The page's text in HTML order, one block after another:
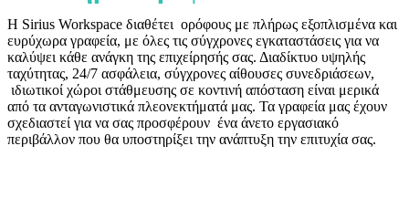
Η Sirius Workspace διαθέτει ορόφους με πλήρως εξοπλισμένα και
ευρύχωρα γραφεία, με όλες τις σύγχρονες εγκαταστάσεις για να
καλύψει κάθε ανάγκη της επιχείρησής σας. Διαδίκτυο υψηλής
ταχύτητας, 24/7 ασφάλεια, σύγχρονες αίθουσες συνεδριάσεων,
ιδιωτικοί χώροι στάθμευσης σε κοντινή απόσταση είναι μερικά
από τα ανταγωνιστικά πλεονεκτήματά μας. Τα γραφεία μας έχουν
σχεδιαστεί για να σας προσφέρουν ένα άνετο εργασιακό
περιβάλλον που θα υποστηρίξει την ανάπτυξη την επιτυχία σας.